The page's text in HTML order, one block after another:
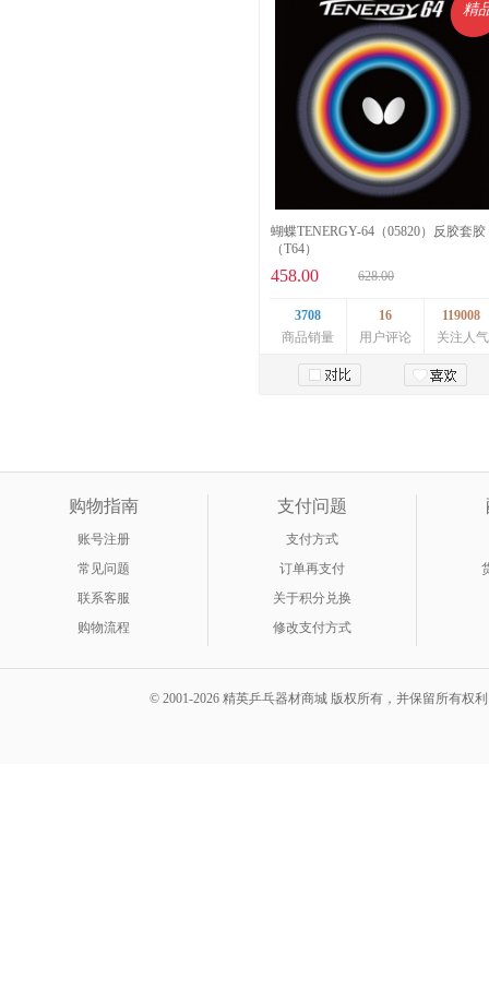
精
蝴蝶TENERGY-64（05820）反胶套胶
（T64）
458.00 628.00
3708
商品销量
16
用户评论
119008
关注人气
购物指南
账号注册
常见问题
联系客服
购物流程
支付问题
支付方式
订单再支付
关于积分兑换
修改支付方式
© 2001-2026 精英乒乓器材商城 版权所有，并保留所有权